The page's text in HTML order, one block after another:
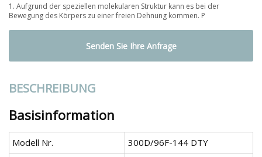
1. Aufgrund der speziellen molekularen Struktur kann es bei der
Bewegung des Körpers zu einer freien Dehnung kommen. P
Senden Sie Ihre Anfrage
BESCHREIBUNG
Basisinformation
Modell Nr.
300D/96F-144 DTY